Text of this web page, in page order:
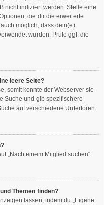
nicht indiziert werden. Stelle eine
die dir die erweiterte
möglich, dass dein(e)
wurden. Prüfe ggf. die
leere Seite?
somit konnte der Webserver sie
Suche und gib spezifischere
auf verschiedene Unterforen.
„Nach einem Mitglied suchen“.
Themen finden?
lassen, indem du „Eigene